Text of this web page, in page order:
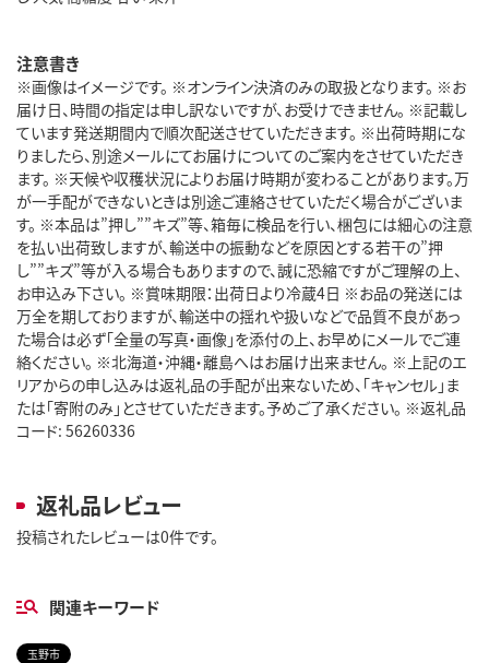
注意書き
※画像はイメージです。 ※オンライン決済のみの取扱となります。 ※お
届け日、時間の指定は申し訳ないですが、お受けできません。 ※記載し
ています発送期間内で順次配送させていただきます。 ※出荷時期にな
りましたら、別途メールにてお届けについてのご案内をさせていただき
ます。 ※天候や収穫状況によりお届け時期が変わることがあります。万
が一手配ができないときは別途ご連絡させていただく場合がございま
す。 ※本品は”押し””キズ”等、箱毎に検品を行い、梱包には細心の注意
を払い出荷致しますが、輸送中の振動などを原因とする若干の”押
し””キズ”等が入る場合もありますので、誠に恐縮ですがご理解の上、
お申込み下さい。 ※賞味期限：出荷日より冷蔵4日 ※お品の発送には
万全を期しておりますが、輸送中の揺れや扱いなどで品質不良があっ
た場合は必ず「全量の写真・画像」を添付の上、お早めにメールでご連
絡ください。 ※北海道・沖縄・離島へはお届け出来ません。 ※上記のエ
リアからの申し込みは返礼品の手配が出来ないため、「キャンセル」ま
たは「寄附のみ」とさせていただきます。予めご了承ください。 ※返礼品
コード: 56260336
返礼品レビュー
投稿されたレビューは0件です。
関連キーワード
玉野市